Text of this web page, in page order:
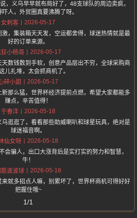
，义乌早早就布局好了，48支球队的周边卖疯，
人，外贸圈真要沸腾了呀。
女刺客
2026-05-17
，集装箱天天发，空运都舍得，球迷热情就是最
好的订单来源。
小杨哥
2026-05-17
数钱数到手软，创意产品层出不穷，全球采购商
儿扎堆，太会抓商机了。
碎小甜
2026-05-17
那么猛，世界杯经济提前点燃，希望大家都能多
赚点，辛苦值得！
于春洋
2026-05-18
逛逛了，看看那些助威喇叭和球星玩具，绝对是
球迷福音啊。
仙女呀
2026-05-18
会骗人，出口大涨背后是实打实的努力和智慧，
牛！
波波球
2026-05-18
就多招点人嘛，别累坏了，世界杯商机可得好好
把握住哦~
1/1